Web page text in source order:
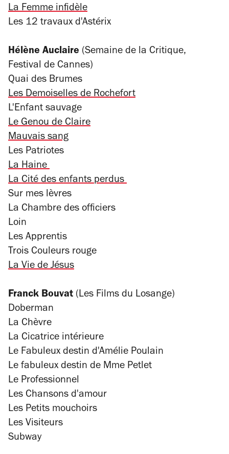
La Femme infidèle
Les 12 travaux d'Astérix
Hélène Auclaire (Semaine de la Critique,
Festival de Cannes)
Quai des Brumes
Les Demoiselles de Rochefort
L'Enfant sauvage
Le Genou de Claire
Mauvais sang
Les Patriotes
La Haine
La Cité des enfants perdus
Sur mes lèvres
La Chambre des officiers
Loin
Les Apprentis
Trois Couleurs rouge
La Vie de Jésus
Franck Bouvat (Les Films du Losange)
Doberman
La Chèvre
La Cicatrice intérieure
Le Fabuleux destin d'Amélie Poulain
Le fabuleux destin de Mme Petlet
Le Professionnel
Les Chansons d'amour
Les Petits mouchoirs
Les Visiteurs
Subway